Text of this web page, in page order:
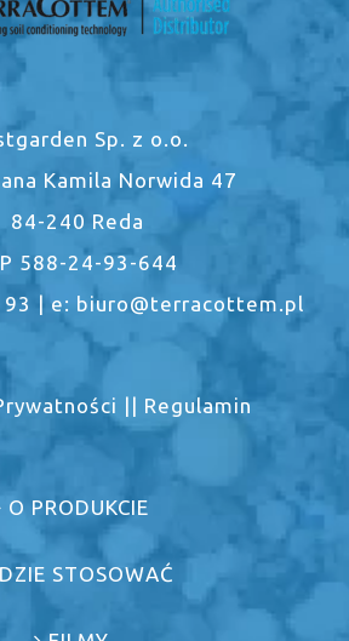
Sp. z o.o.
Kamila Norwida 47
84-240 Reda
588-24-93-644
| e: biuro@terracottem.pl
|| Regulamin
O PRODUKCIE
STOSOWAĆ